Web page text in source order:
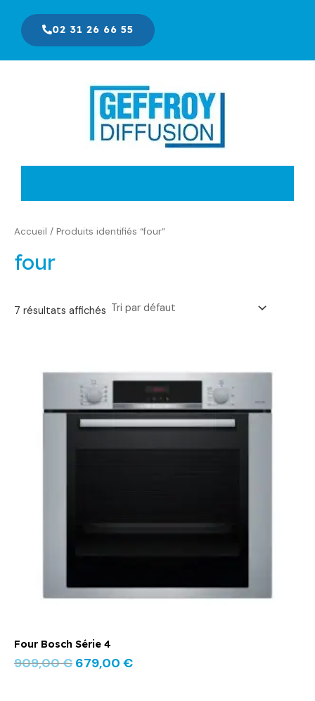
contenu
02 31 26 66 55
Accueil / Produits identifiés “four”
four
7 résultats affichés
Four Bosch Série 4
909,00€
initial
était :
909,00 €.
679,00 €
actuel
est :
679,00 €.